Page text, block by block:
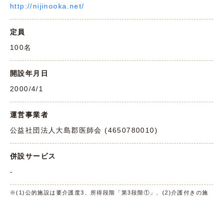
http://nijinooka.net/
定員
100名
開設年月日
2000/4/1
運営事業者
公益社団法人大島郡医師会 (4650780010)
併設サービス
-
※(1)公的施設は要介護度3、所得段階「第3段階①」、(2)介護付きの施